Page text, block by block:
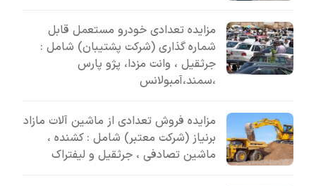
مزایده تعدادی خودرو مستعمل قابل
شماره گذاری (شرکت پشتیبان) شامل :
جرثقیل ، وانت مزدا، پژو پارس
،سمند،آمبولانس
مزایده فروش تعدادی از ماشین آلات مازاد
برنیاز (شرکت معتبر) شامل : کشنده ،
ماشین تصادفی ، جرثقیل و لیفتراک